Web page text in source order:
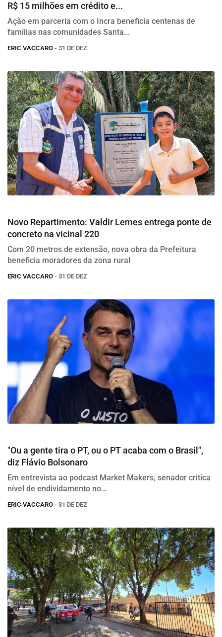
R$ 15 milhões em crédito e...
Ação em parceria com o Incra beneficia centenas de
famílias nas comunidades Santa...
ERIC VACCARO - 31 DE DEZ
Novo Repartimento: Valdir Lemes entrega ponte de
concreto na vicinal 220
Com 20 metros de extensão, nova obra da Prefeitura
beneficia moradores da zona rural
ERIC VACCARO - 31 DE DEZ
"Ou a gente tira o PT, ou o PT acaba com o Brasil",
diz Flávio Bolsonaro
Em entrevista ao podcast Market Makers, senador critica
nível de endividamento no...
ERIC VACCARO - 31 DE DEZ